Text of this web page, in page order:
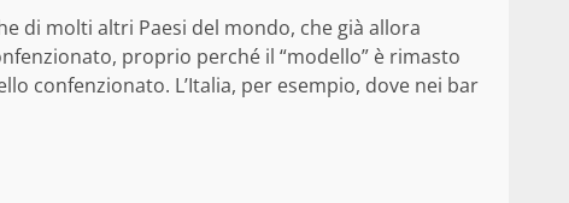
di molti altri Paesi del mondo, che già allora
proprio perché il “modello” è rimasto
confenzionato. L’Italia, per esempio, dove nei bar